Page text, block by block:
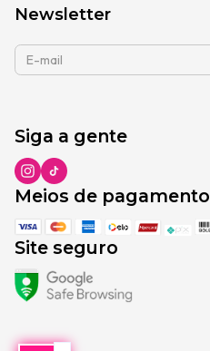
Newsletter
Siga a gente
Meios de pagamento
Site seguro